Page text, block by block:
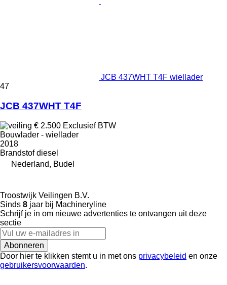
JCB 437WHT T4F wiellader
47
JCB 437WHT T4F
€ 2.500 Exclusief BTW
Bouwlader - wiellader
2018
Brandstof diesel
Nederland, Budel
Troostwijk Veilingen B.V.
Sinds 8 jaar bij Machineryline
Schrijf je in om nieuwe advertenties te ontvangen uit deze
sectie
Abonneren
Door hier te klikken stemt u in met ons privacybeleid en onze
gebruikersvoorwaarden.